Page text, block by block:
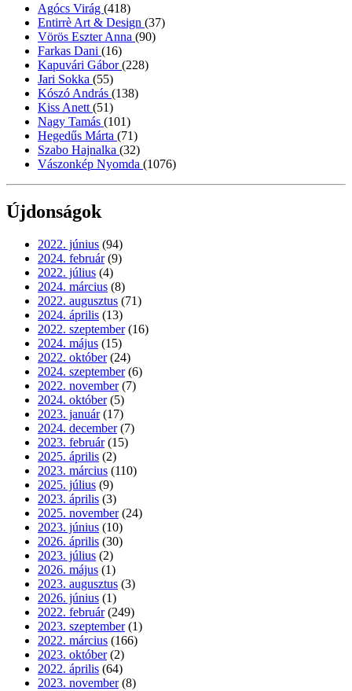
Agócs Virág (418)
Entirrè Art & Design (37)
Vörös Eszter Anna (90)
Farkas Dani (16)
Kapuvári Gábor(228)
Jari Sokka (55)
Kószó András (138)
Kiss Anett (51)
Nagy Tamás (101)
Hegedűs Márta (71)
Szabo Hajnalka (32)
Vászonkép Nyomda (1076)
Újdonságok
2022. június (94)
2024. február (9)
2022. július (4)
2024. március (8)
2022. augusztus (71)
2024. április (13)
2022. szeptember (16)
2024. május (15)
2022. október (24)
2024. szeptember (6)
2022. november (7)
2024. október (5)
2023. január (17)
2024. december (7)
2023. február (15)
2025. április (2)
2023. március (110)
2025. július (9)
2023. április (3)
2025. november (24)
2023. június (10)
2026. április (30)
2023. július (2)
2026. május (1)
2023. augusztus (3)
2026. június (1)
2022. február (249)
2023. szeptember (1)
2022. március (166)
2023. október (2)
2022. április (64)
2023. november (8)